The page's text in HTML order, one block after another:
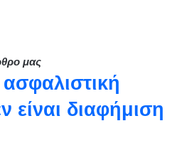
μας
είναι διαφήμιση